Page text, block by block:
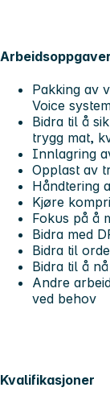
Arbeidsoppgaver
Pakking av
Voice
Bidra til å
trygg mat,
Innlagring
Opplast av
Håndtering
Kjøre
Fokus på å
Bidra med
Bidra til
Bidra til å
Andre
ved behov
Kvalifikasjoner